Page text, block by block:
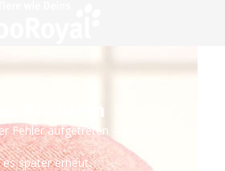
Problem
Fehler aufgetreten – wir sind
es später erneut.